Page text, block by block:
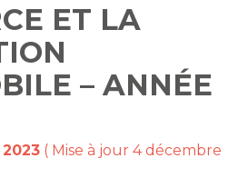
ET LA
– ANNÉE
2023 ( Mise à jour 4 décembre